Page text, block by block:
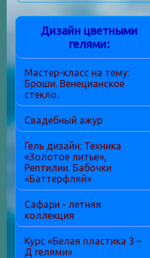
Дизайн цветными
гелями:
Мастер-класс на тему:
Броши. Венецианское
стекло.
Свадебный ажур
Гель дизайн: Техника
«Золотое литьё»,
Рептилии. Бабочки
«Баттерфляй»
Сафари - летняя
коллекция
Курс «Белая пластика 3 –
Д гелями»